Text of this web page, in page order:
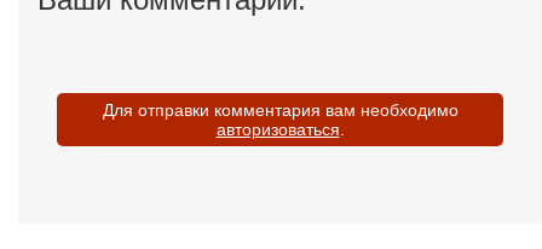
Для отправки комментария вам необходимо
авторизоваться